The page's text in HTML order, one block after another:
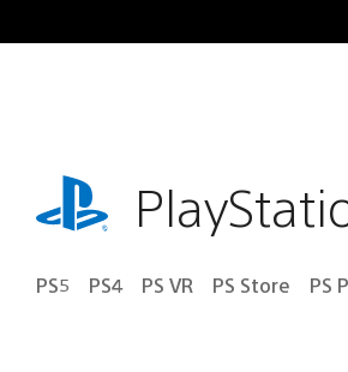
Inhalt
playstation.com
PS5 PS4 PS VR PS Store PS